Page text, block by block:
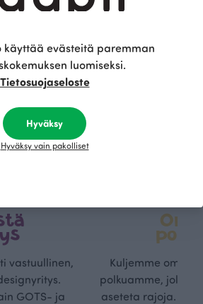
vastuullinen,
GOTS- ja
Oma
Kuljemme omaa,
polkuamme, jolla
aseteta rajoja.
käyttää evästeitä paremman
luomiseksi.
Tietosuojaseloste
Hyväksy
Hyväksy vain pakolliset